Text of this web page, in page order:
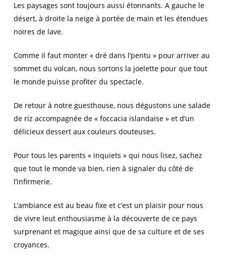
Les paysages sont toujours aussi étonnants. A gauche le
désert, à droite la neige à portée de main et les étendues
noires de lave.
Comme il faut monter « dré dans l’pentu » pour arriver au
sommet du volcan, nous sortons la joelette pour que tout
le monde puisse profiter du spectacle.
De retour à notre guesthouse, nous dégustons une salade
de riz accompagnée de « foccacia islandaise » et d’un
délicieux dessert aux couleurs douteuses.
Pour tous les parents « inquiets » qui nous lisez, sachez
que tout le monde va bien, rien à signaler du côté de
l’infirmerie.
L’ambiance est au beau fixe et c’est un plaisir pour nous
de vivre leut enthousiasme à la découverte de ce pays
surprenant et magique ainsi que de sa culture et de ses
croyances.